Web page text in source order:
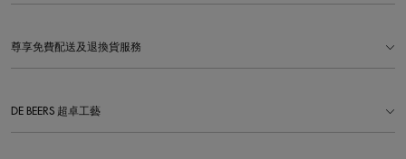
尊享免費配送及退換貨服務
DE BEERS 超卓工藝